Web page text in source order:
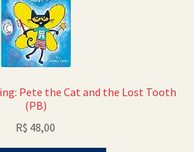
Pete the Cat and the Lost Tooth
(PB)
R$ 48,00